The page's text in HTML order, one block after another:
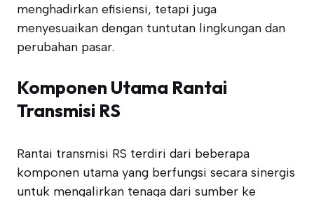
menghadirkan efisiensi, tetapi juga
menyesuaikan dengan tuntutan lingkungan dan
perubahan pasar.
Komponen Utama Rantai
Transmisi RS
Rantai transmisi RS terdiri dari beberapa
komponen utama yang berfungsi secara sinergis
untuk mengalirkan tenaga dari sumber ke